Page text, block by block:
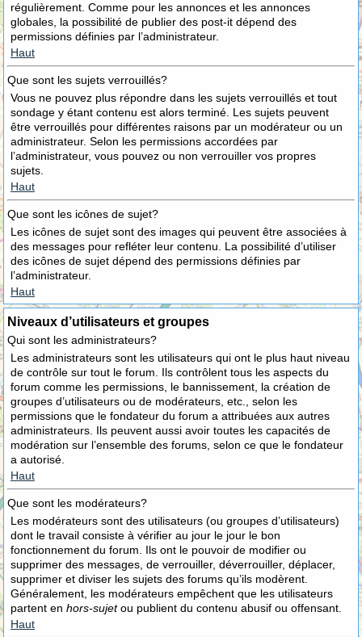
régulièrement. Comme pour les annonces et les annonces
globales, la possibilité de publier des post-it dépend des
permissions définies par l’administrateur.
Haut
Que sont les sujets verrouillés?
Vous ne pouvez plus répondre dans les sujets verrouillés et tout
sondage y étant contenu est alors terminé. Les sujets peuvent
être verrouillés pour différentes raisons par un modérateur ou un
administrateur. Selon les permissions accordées par
l’administrateur, vous pouvez ou non verrouiller vos propres
sujets.
Haut
Que sont les icônes de sujet?
Les icônes de sujet sont des images qui peuvent être associées à
des messages pour refléter leur contenu. La possibilité d’utiliser
des icônes de sujet dépend des permissions définies par
l’administrateur.
Haut
Niveaux d’utilisateurs et groupes
Qui sont les administrateurs?
Les administrateurs sont les utilisateurs qui ont le plus haut niveau
de contrôle sur tout le forum. Ils contrôlent tous les aspects du
forum comme les permissions, le bannissement, la création de
groupes d’utilisateurs ou de modérateurs, etc., selon les
permissions que le fondateur du forum a attribuées aux autres
administrateurs. Ils peuvent aussi avoir toutes les capacités de
modération sur l’ensemble des forums, selon ce que le fondateur
a autorisé.
Haut
Que sont les modérateurs?
Les modérateurs sont des utilisateurs (ou groupes d’utilisateurs)
dont le travail consiste à vérifier au jour le jour le bon
fonctionnement du forum. Ils ont le pouvoir de modifier ou
supprimer des messages, de verrouiller, déverrouiller, déplacer,
supprimer et diviser les sujets des forums qu’ils modèrent.
Généralement, les modérateurs empêchent que les utilisateurs
partent en hors-sujetou publient du contenu abusif ou offensant.
Haut